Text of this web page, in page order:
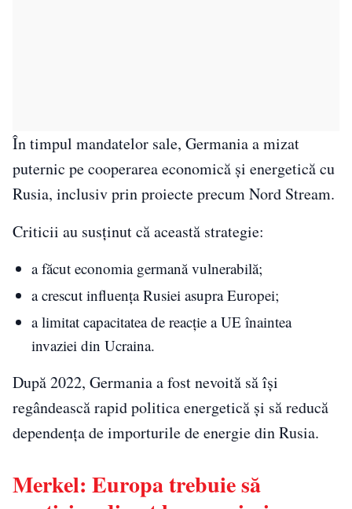
În timpul mandatelor sale, Germania a mizat
puternic pe cooperarea economică și energetică cu
Rusia, inclusiv prin proiecte precum Nord Stream.
Criticii au susținut că această strategie:
a făcut economia germană vulnerabilă;
a crescut influența Rusiei asupra Europei;
a limitat capacitatea de reacție a UE înaintea
invaziei din Ucraina.
După 2022, Germania a fost nevoită să își
regândească rapid politica energetică și să reducă
dependența de importurile de energie din Rusia.
Merkel: Europa trebuie să